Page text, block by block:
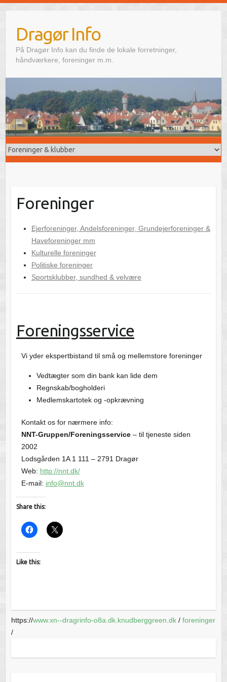
Dragør Info
På Dragør Info kan du finde de lokale forretninger,
håndværkere, foreninger m.m.
Foreninger
Ejerforeninger, Andelsforeninger, Grundejerforeninger &
Haveforeninger mm
Kulturelle foreninger
Politiske foreninger
Sportsklubber, sundhed & velvære
Foreningsservice
Vi yder ekspertbistand til små og mellemstore foreninger
Vedtægter som din bank kan lide dem
Regnskab/bogholderi
Medlemskartotek og -opkrævning
Kontakt os for nærmere info:
NNT-Gruppen/Foreningsservice – til tjeneste siden
2002
Lodsgården 1A 1 111 – 2791 Dragør
Web: http://nnt.dk/
E-mail: info@nnt.dk
Share this:
Like this:
https://www.xn--dragrinfo-o8a.dk.knudberggreen.dk/ foreninger
/